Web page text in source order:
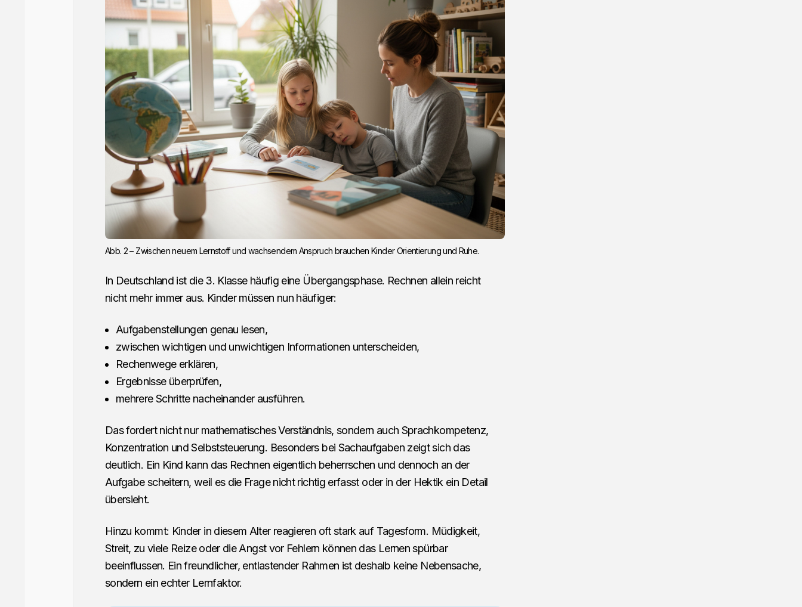
Abb. 2 – Zwischen neuem Lernstoff und wachsendem Anspruch brauchen Kinder Orientierung und Ruhe.
In Deutschland ist die 3. Klasse häufig eine Übergangsphase. Rechnen allein reicht
nicht mehr immer aus. Kinder müssen nun häufiger:
Aufgabenstellungen genau lesen,
zwischen wichtigen und unwichtigen Informationen unterscheiden,
Rechenwege erklären,
Ergebnisse überprüfen,
mehrere Schritte nacheinander ausführen.
Das fordert nicht nur mathematisches Verständnis, sondern auch Sprachkompetenz,
Konzentration und Selbststeuerung. Besonders bei Sachaufgaben zeigt sich das
deutlich. Ein Kind kann das Rechnen eigentlich beherrschen und dennoch an der
Aufgabe scheitern, weil es die Frage nicht richtig erfasst oder in der Hektik ein Detail
übersieht.
Hinzu kommt: Kinder in diesem Alter reagieren oft stark auf Tagesform. Müdigkeit,
Streit, zu viele Reize oder die Angst vor Fehlern können das Lernen spürbar
beeinflussen. Ein freundlicher, entlastender Rahmen ist deshalb keine Nebensache,
sondern ein echter Lernfaktor.